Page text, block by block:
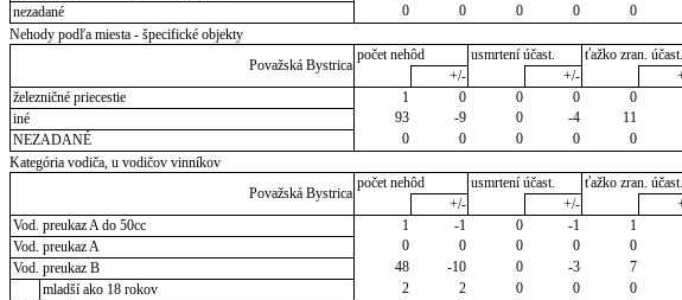
nezadané
0 0 0 0 0
Nehody podľa miesta - špecifické objekty
Považská Bystrica
počet nehôd usmrtení účast. ťažko zran. účast.
+/-
+/-
železničné priecestie
1 0 0 0 0
iné
93 -9 0 -4 11
NEZADANÉ
0 0 0 0 0
Kategória vodiča, u vodičov vinníkov
Považská Bystrica
počet nehôd usmrtení účast. ťažko zran. účast.
+/-
+/-
Vod. preukaz A do 50cc
1 -1 0 -1 1
Vod. preukaz A
0 0 0 0 0
Vod. preukaz B
48 -10 0 -3 7
mladší ako 18 rokov
2 2 0 0 0